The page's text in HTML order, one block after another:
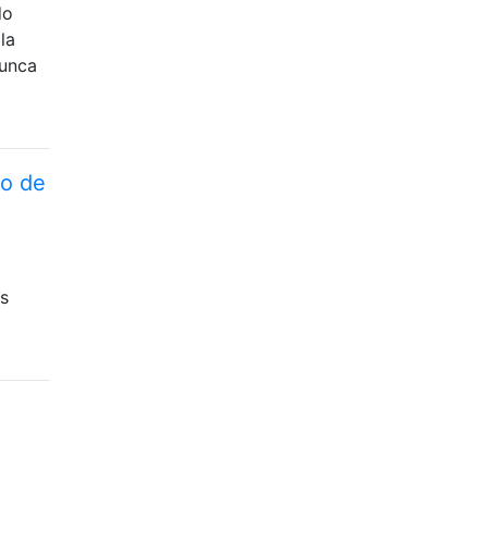
de